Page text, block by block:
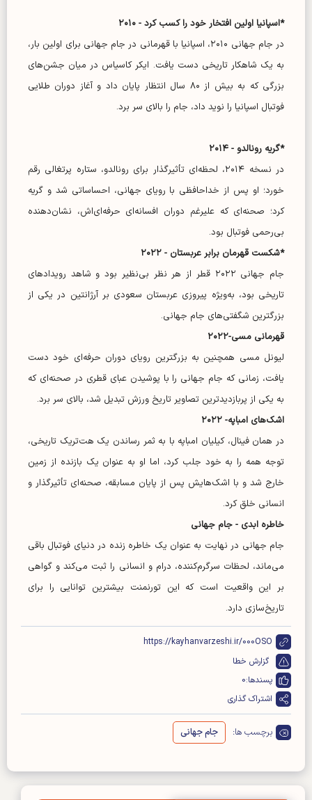
*اسپانیا اولین افتخار خود را کسب کرد - ۲۰۱۰
در جام جهانی ۲۰۱۰، اسپانیا با قهرمانی در جام جهانی برای اولین بار،
به یک شاهکار تاریخی دست یافت. ایکر کاسیاس در میان جشن‌های
بزرگی که به بیش از ۸۰ سال انتظار پایان داد و آغاز دوران طلایی
فوتبال اسپانیا را نوید داد، جام را بالای سر برد.
*گریه رونالدو - ۲۰۱۴
در نسخه ۲۰۱۴، لحظه‌ای تأثیرگذار برای رونالدو، ستاره پرتغالی رقم
خورد؛ او پس از خداحافظی با رویای جهانی، احساساتی شد و گریه
کرد؛ صحنه‌ای که علیرغم دوران افسانه‌ای حرفه‌ای‌اش، نشان‌دهنده
بی‌رحمی فوتبال بود.
*شکست قهرمان برابر عربستان - ۲۰۲۲
جام جهانی ۲۰۲۲ قطر از هر نظر بی‌نظیر بود و شاهد رویداد‌های
تاریخی بود، به‌ویژه پیروزی عربستان سعودی بر آرژانتین در یکی از
بزرگترین شگفتی‌های جام جهانی.
قهرمانی مسی-۲۰۲۲
لیونل مسی همچنین به بزرگترین رویای دوران حرفه‌ای خود دست
یافت، زمانی که جام جهانی را با پوشیدن عبای قطری در صحنه‌ای که
به یکی از پربازدیدترین تصاویر تاریخ ورزش تبدیل شد، بالای سر برد.
اشک‌های امباپه- ۲۰۲۲
در همان فینال، کیلیان امباپه با به ثمر رساندن یک هت‌تریک تاریخی،
توجه همه را به خود جلب کرد، اما او به عنوان یک بازنده از زمین
خارج شد و با اشک‌هایش پس از پایان مسابقه، صحنه‌ای تأثیرگذار و
انسانی خلق کرد.
خاطره ابدی - جام جهانی
جام جهانی در نهایت به عنوان یک خاطره زنده در دنیای فوتبال باقی
می‌ماند، لحظات سرگرم‌کننده، درام و انسانی را ثبت می‌کند و گواهی
بر این واقعیت است که این تورنمنت بیشترین توانایی را برای
تاریخ‌سازی دارد.
https://kayhanvarzeshi.ir/000OSO
گزارش خطا
پسندها:0
اشتراک گذاری
برچسب ها: جام جهانی